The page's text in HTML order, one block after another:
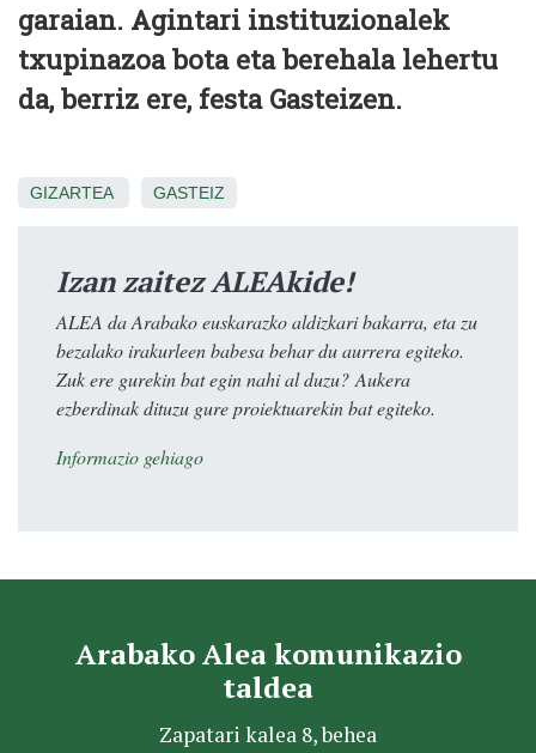
garaian. Agintari instituzionalek
txupinazoa bota eta berehala lehertu
da, berriz ere, festa Gasteizen.
GIZARTEA GASTEIZ
Izan zaitez ALEAkide!
ALEA da Arabako euskarazko aldizkari bakarra, eta zu
bezalako irakurleen babesa behar du aurrera egiteko.
Zuk ere gurekin bat egin nahi al duzu? Aukera
ezberdinak dituzu gure proiektuarekin bat egiteko.
Informazio gehiago
Arabako Alea komunikazio
taldea
Zapatari kalea 8, behea